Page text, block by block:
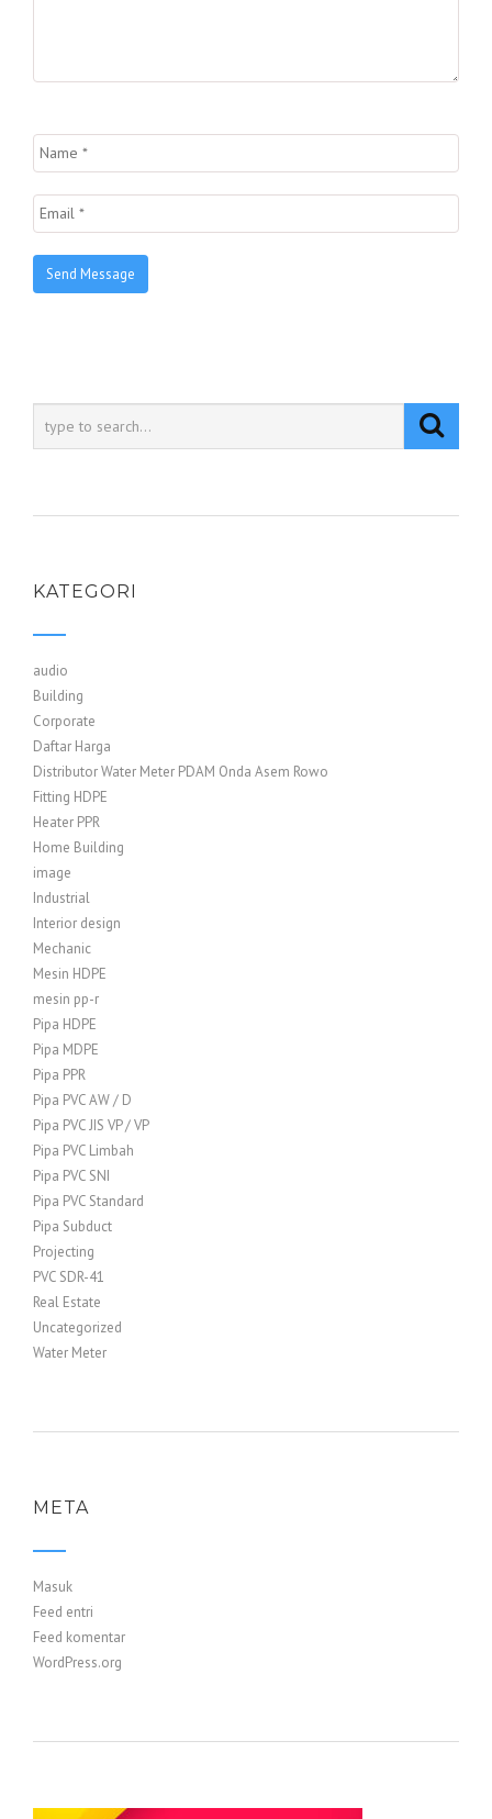
KATEGORI
audio
Building
Corporate
Daftar Harga
Distributor Water Meter PDAM Onda Asem Rowo
Fitting HDPE
Heater PPR
Home Building
image
Industrial
Interior design
Mechanic
Mesin HDPE
mesin pp-r
Pipa HDPE
Pipa MDPE
Pipa PPR
Pipa PVC AW / D
Pipa PVC JIS VP / VP
Pipa PVC Limbah
Pipa PVC SNI
Pipa PVC Standard
Pipa Subduct
Projecting
PVC SDR-41
Real Estate
Uncategorized
Water Meter
META
Masuk
Feed entri
Feed komentar
WordPress.org